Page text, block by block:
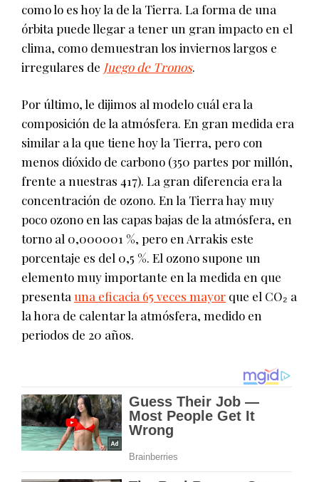
como lo es hoy la de la Tierra. La forma de una
órbita puede llegar a tener un gran impacto en el
clima, como demuestran los inviernos largos e
irregulares de Juego de Tronos.
Por último, le dijimos al modelo cuál era la
composición de la atmósfera. En gran medida era
similar a la que tiene hoy la Tierra, pero con
menos dióxido de carbono (350 partes por millón,
frente a nuestras 417). La gran diferencia era la
concentración de ozono. En la Tierra hay muy
poco ozono en las capas bajas de la atmósfera, en
torno al 0,000001 %, pero en Arrakis este
porcentaje es del 0,5 %. El ozono supone un
elemento muy importante en la medida en que
presenta una eficacia 65 veces mayor que el CO₂ a
la hora de calentar la atmósfera, medido en
periodos de 20 años.